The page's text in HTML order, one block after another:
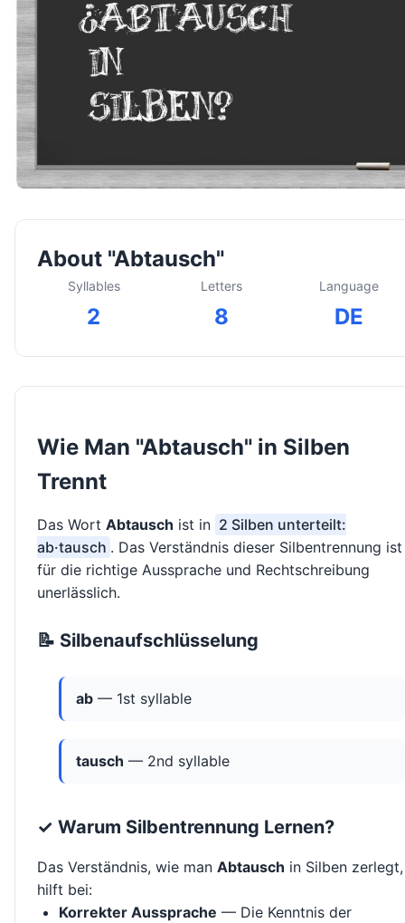
About "Abtausch"
Syllables
2
Letters
8
Language
DE
Wie Man "Abtausch" in Silben
Trennt
Das Wort Abtausch ist in 2 Silben unterteilt:
ab·tausch . Das Verständnis dieser Silbentrennung ist
für die richtige Aussprache und Rechtschreibung
unerlässlich.
📝 Silbenaufschlüsselung
ab — 1st syllable
tausch — 2nd syllable
✓ Warum Silbentrennung Lernen?
Das Verständnis, wie man Abtausch in Silben zerlegt,
hilft bei:
Korrekter Aussprache — Die Kenntnis der